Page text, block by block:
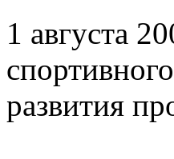
1 августа
развития